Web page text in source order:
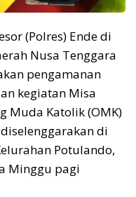
(Polres) Ende di
Nusa Tenggara
pengamanan
kegiatan Misa
Muda Katolik (OMK)
di
Potulando,
Minggu pagi